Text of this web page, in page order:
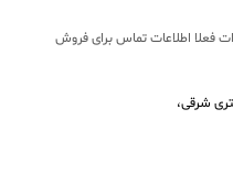
فعلا اطلاعات تماس برای فروش
شرقی،